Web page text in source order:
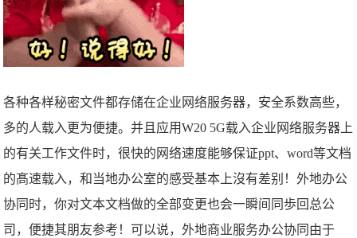
各种各样秘密文件都存储在企业网络服务器，安全系数高些，
多的人载入更为便捷。并且应用W20 5G载入企业网络服务器上
的有关工作文件时，很快的网络速度能够保证ppt、word等文档
的髙速载入，和当地办公室的感受基本上沒有差别！外地办公
协同时，你对文本文档做的全部变更也会一瞬间同歩回总公
司，便捷其朋友参考！可以说，外地商业服务办公协同由于